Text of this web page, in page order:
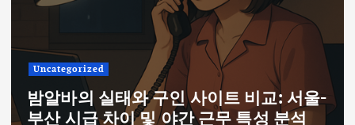
Uncategorized
밤알바의 실태와 구인 사이트 비교: 서울-
부산 시급 차이 및 야간 근무 특성 분석